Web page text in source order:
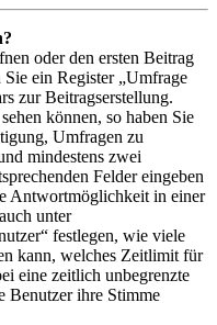
oder den ersten Beitrag
ein Register „Umfrage
zur Beitragserstellung.
können, so haben Sie
Umfragen zu
mindestens zwei
Felder eingeben
Antwortmöglichkeit in einer
unter
festlegen, wie viele
kann, welches Zeitlimit für
eine zeitlich unbegrenzte
Benutzer ihre Stimme